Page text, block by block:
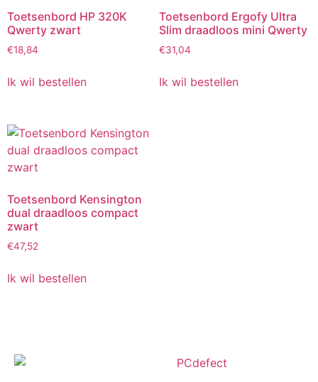
Toetsenbord HP 320K
Qwerty zwart
€18,84
Ik wil bestellen
Toetsenbord Ergofy Ultra
Slim draadloos mini Qwerty
€31,04
Ik wil bestellen
Toetsenbord Kensington
dual draadloos compact
zwart
€47,52
Ik wil bestellen